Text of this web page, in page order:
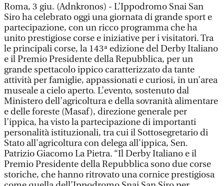
Roma, 3 giu. (Adnkronos) - L’Ippodromo Snai San
Siro ha celebrato oggi una giornata di grande sport e
partecipazione, con un ricco programma che ha
unito prestigiose corse e iniziative per i visitatori. Tra
le principali corse, la 143ª edizione del Derby Italiano
e il Premio Presidente della Repubblica, per un
grande spettacolo ippico caratterizzato da tante
attività per famiglie, appassionati e curiosi, in un’area
museale a cielo aperto. L’evento, sostenuto dal
Ministero dell’agricoltura e della sovranità alimentare
e delle foreste (Masaf), direzione generale per
l’ippica, ha visto la partecipazione di importanti
personalità istituzionali, tra cui il Sottosegretario di
Stato all'agricoltura con delega all'ippica, Sen.
Patrizio Giacomo La Pietra. “Il Derby Italiano e il
Premio Presidente della Repubblica sono due corse
storiche, che hanno ritrovato una cornice prestigiosa